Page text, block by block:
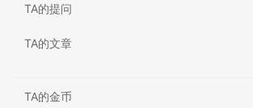
TA的提问
TA的文章
TA的金币